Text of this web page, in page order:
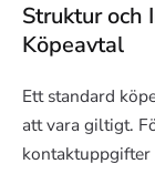
Struktur och
Köpeavtal
Ett standard
att vara giltigt.
kontaktuppgifter